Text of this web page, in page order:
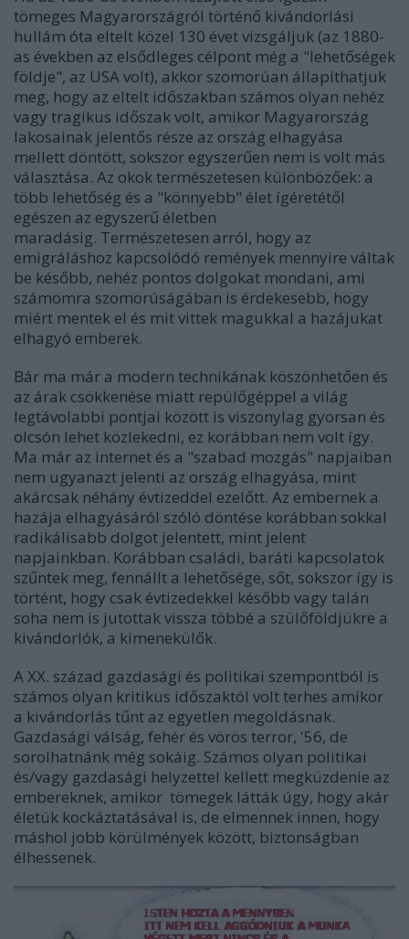
tömeges Magyarországról történő kivándorlási
hullám óta eltelt közel 130 évet vizsgáljuk (az 1880-
as években az elsődleges célpont még a "lehetőségek
földje", az USA volt), akkor szomorúan állapíthatjuk
meg, hogy az eltelt időszakban számos olyan nehéz
vagy tragikus időszak volt, amikor Magyarország
lakosainak jelentős része az ország elhagyása
mellett döntött, sokszor egyszerűen nem is volt más
választása. Az okok természetesen különbözőek: a
több lehetőség és a "könnyebb" élet ígéretétől
egészen az egyszerű életben
maradásig. Természetesen arról, hogy az
emigráláshoz kapcsolódó remények mennyire váltak
be később, nehéz pontos dolgokat mondani, ami
számomra szomorúságában is érdekesebb, hogy
miért mentek el és mit vittek magukkal a hazájukat
elhagyó emberek.
Bár ma már a modern technikának köszönhetően és
az árak csökkenése miatt repülőgéppel a világ
legtávolabbi pontjai között is viszonylag gyorsan és
olcsón lehet közlekedni, ez korábban nem volt így.
Ma már az internet és a "szabad mozgás" napjaiban
nem ugyanazt jelenti az ország elhagyása, mint
akárcsak néhány évtizeddel ezelőtt. Az embernek a
hazája elhagyásáról szóló döntése korábban sokkal
radikálisabb dolgot jelentett, mint jelent
napjainkban. Korábban családi, baráti kapcsolatok
szűntek meg, fennállt a lehetősége, sőt, sokszor így is
történt, hogy csak évtizedekkel később vagy talán
soha nem is jutottak vissza többé a szülőföldjükre a
kivándorlók, a kimenekülők.
A XX. század gazdasági és politikai szempontból is
számos olyan kritikus időszaktól volt terhes amikor
a kivándorlás tűnt az egyetlen megoldásnak.
Gazdasági válság, fehér és vörös terror, '56, de
sorolhatnánk még sokáig. Számos olyan politikai
és/vagy gazdasági helyzettel kellett megküzdenie az
embereknek, amikor tömegek látták úgy, hogy akár
életük kockáztatásával is, de elmennek innen, hogy
máshol jobb körülmények között, biztonságban
élhessenek.